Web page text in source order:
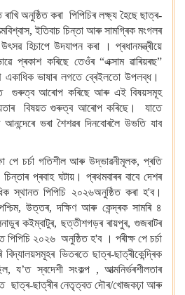
অনুষ্ঠিত কৰা পিপিচিৰ লক্ষ্য হৈছে ছাত্ৰ-
ইতিবাচ চিন্তা আৰু সামগ্ৰিক মংগলৰ
হিচাপে উদযাপন কৰা । প্ৰধানমন্ত্ৰীয়ে
প্ৰকাশ কৰিছে তেওঁৰ “এক্সাম ৱাৰিয়ৰছ”
একাধিক ভাষাৰ লগতে ব্ৰেইলতো উপলব্ধ।
গুৰুত্ব আৰোপ কৰিছে আৰু এই বিষয়সমূহ
বিষয়ত গুৰুত্ব আৰোপ কৰিছে। যাতে
ভৰা শৈশৱৰ দিনবোৰলৈ উভতি যাব
পে চৰ্চা গতিশীল আৰু উদ্ভাৱনীমূলক, প্ৰতি
প্ৰবাহ ঘটায়। প্ৰথমবাৰৰ বাবে দেশৰ
স্থানত পিপিচি ২০২৬অনুষ্ঠিত কৰা হ'ব।
উত্তৰ, দক্ষিণ আৰু কেন্দ্ৰক সামৰি ৪
কইম্বাটুৰ, ছত্তীশগড়ৰ ৰায়পুৰ, গুজৰাটৰ
২০২৬ অনুষ্ঠিত হ'ব । পৰীক্ষ পে চৰ্চা
ভিতৰতে ছাত্ৰ-ছাত্ৰীকেন্দ্ৰিক
য’ত স্বদেশী সংকল্প , আত্মনিৰ্ভৰশীলতাৰ
ছাত্ৰ-ছাত্ৰীৰ নেতৃত্বত দৌৰ/খোজকঢ়া আৰু